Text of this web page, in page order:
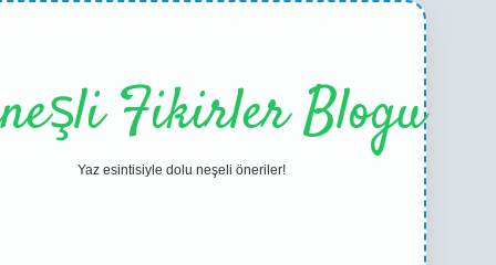
Fikirler Blogu
Yaz esintisiyle dolu neşeli öneriler!